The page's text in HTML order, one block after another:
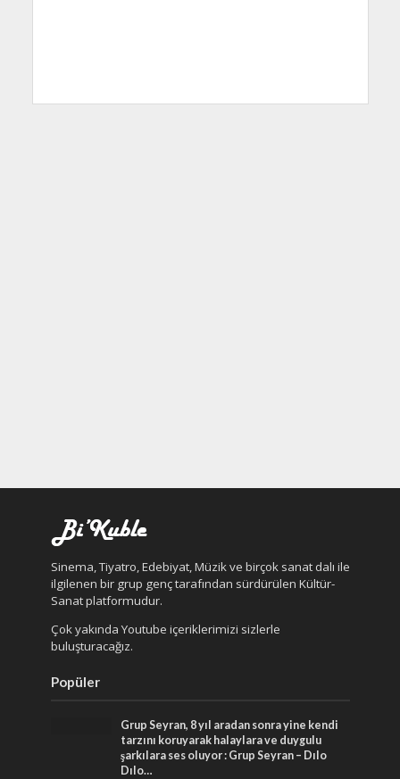
Sinema, Tiyatro, Edebiyat, Müzik ve birçok sanat dalı ile
ilgilenen bir grup genç tarafından sürdürülen Kültür-
Sanat platformudur.
Çok yakında Youtube içeriklerimizi sizlerle
buluşturacağız.
Popüler
Grup Seyran, 8 yıl aradan sonra yine kendi
tarzını koruyarak halaylara ve duygulu
şarkılara ses oluyor : Grup Seyran – Dılo
Dılo…